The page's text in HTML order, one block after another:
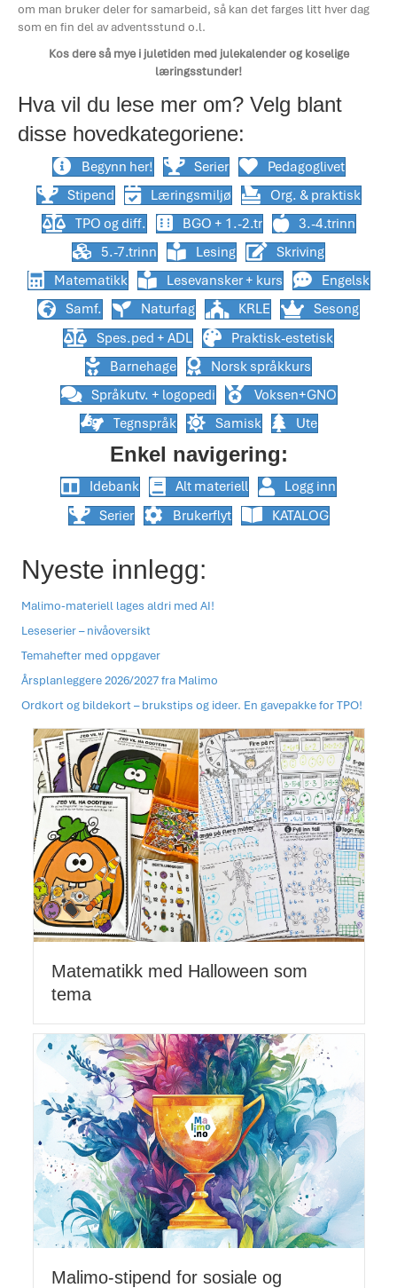
om man bruker deler for samarbeid, så kan det farges litt hver dag
som en fin del av adventsstund o.l.
Kos dere så mye i juletiden med julekalender og koselige
læringsstunder!
Hva vil du lese mer om? Velg blant
disse hovedkategoriene:
Begynn her! Serier
Pedagoglivet
Stipend
Læringsmiljø
Org. & praktisk
TPO og diff.
BGO + 1.-2.tr
3.-4.trinn
5.-7.trinn
Lesing
Skriving
Matematikk
Lesevansker + kurs
Engelsk
Samf.
Naturfag KRLE
Sesong
Spes.ped + ADL
Praktisk-estetisk
Barnehage
Norsk språkkurs
Språkutv. + logopedi
Voksen+GNO
Tegnspråk
Samisk Ute
Enkel navigering:
Idebank Alt materiell
Logg inn
Serier
Brukerflyt KATALOG
Nyeste innlegg:
Malimo-materiell lages aldri med AI!
Leseserier – nivåoversikt
Temahefter med oppgaver
Årsplanleggere 2026/2027 fra Malimo
Ordkort og bildekort – brukstips og ideer. En gavepakke for TPO!
Matematikk med Halloween som
tema
Malimo-stipend for sosiale og